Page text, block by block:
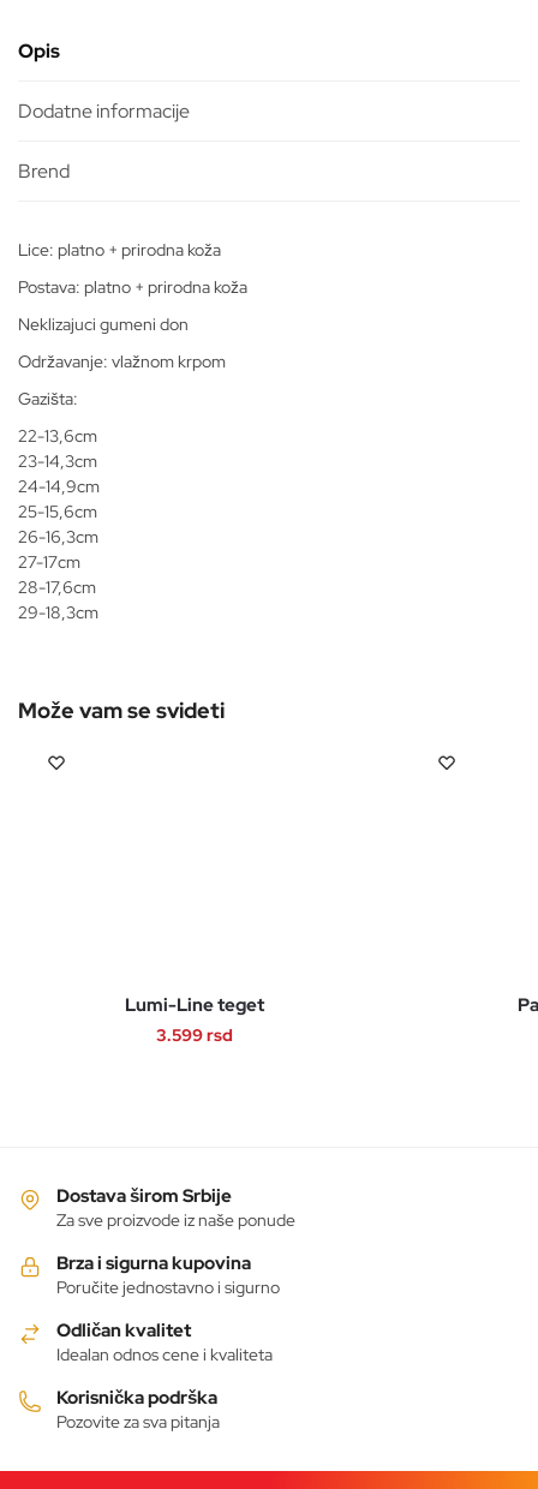
Opis
Dodatne informacije
Lice: platno + prirodna koža
Postava: platno + prirodna koža
Neklizajuci gumeni don
Održavanje: vlažnom krpom
Gazišta:
22-13,6cm
23-14,3cm
24-14,9cm
25-15,6cm
26-16,3cm
27-17cm
28-17,6cm
29-18,3cm
Lumi-Line teget
3.599rsd
varijanti.
Opcije
biti
stranici
proizvoda.
Dostava širom Srbije
Za sve proizvode iz naše ponude
Brza i sigurna kupovina
Poručite jednostavno i sigurno
Odličan kvalitet
Idealan odnos cene i kvaliteta
Korisnička podrška
Pozovite za sva pitanja